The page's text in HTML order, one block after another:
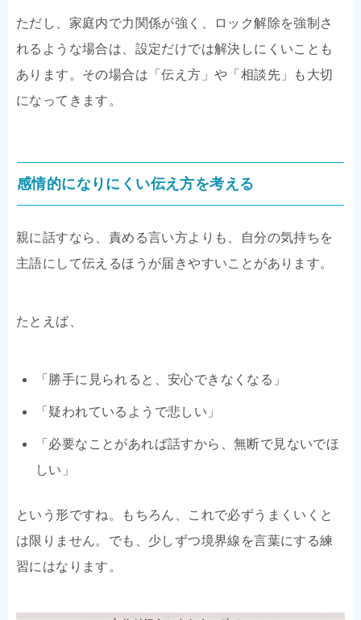
ただし、家庭内で力関係が強く、ロック解除を強制さ
れるような場合は、設定だけでは解決しにくいことも
あります。その場合は「伝え方」や「相談先」も大切
になってきます。
感情的になりにくい伝え方を考える
親に話すなら、責める言い方よりも、自分の気持ちを
主語にして伝えるほうが届きやすいことがあります。
たとえば、
「勝手に見られると、安心できなくなる」
「疑われているようで悲しい」
「必要なことがあれば話すから、無断で見ないでほ
しい」
という形ですね。もちろん、これで必ずうまくいくと
は限りません。でも、少しずつ境界線を言葉にする練
習にはなります。